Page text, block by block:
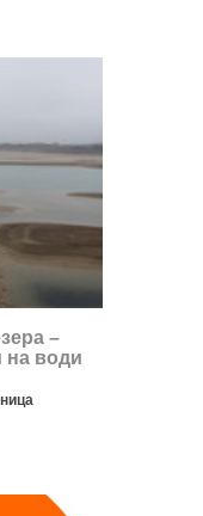
–
на води